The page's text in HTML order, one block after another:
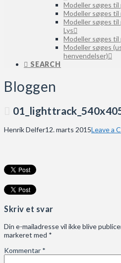
Modeller søges
Modeller søges
Modeller søges
Lys
Modeller søges
Modeller søges
henvendelser)
SEARCH
Bloggen
Henrik Delfer12. marts 2015Leave a
Skriv et svar
Din e-mailadresse vil ikke blive
markeret med *
Kommentar *